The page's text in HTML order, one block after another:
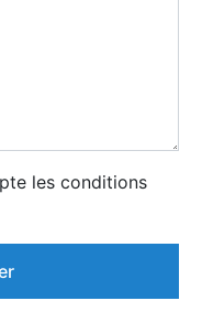
les conditions